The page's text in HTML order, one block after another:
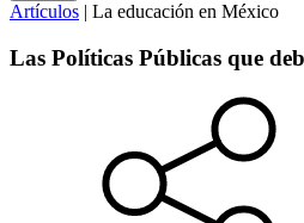
Artículos | La educación en México
Las Políticas Públicas que